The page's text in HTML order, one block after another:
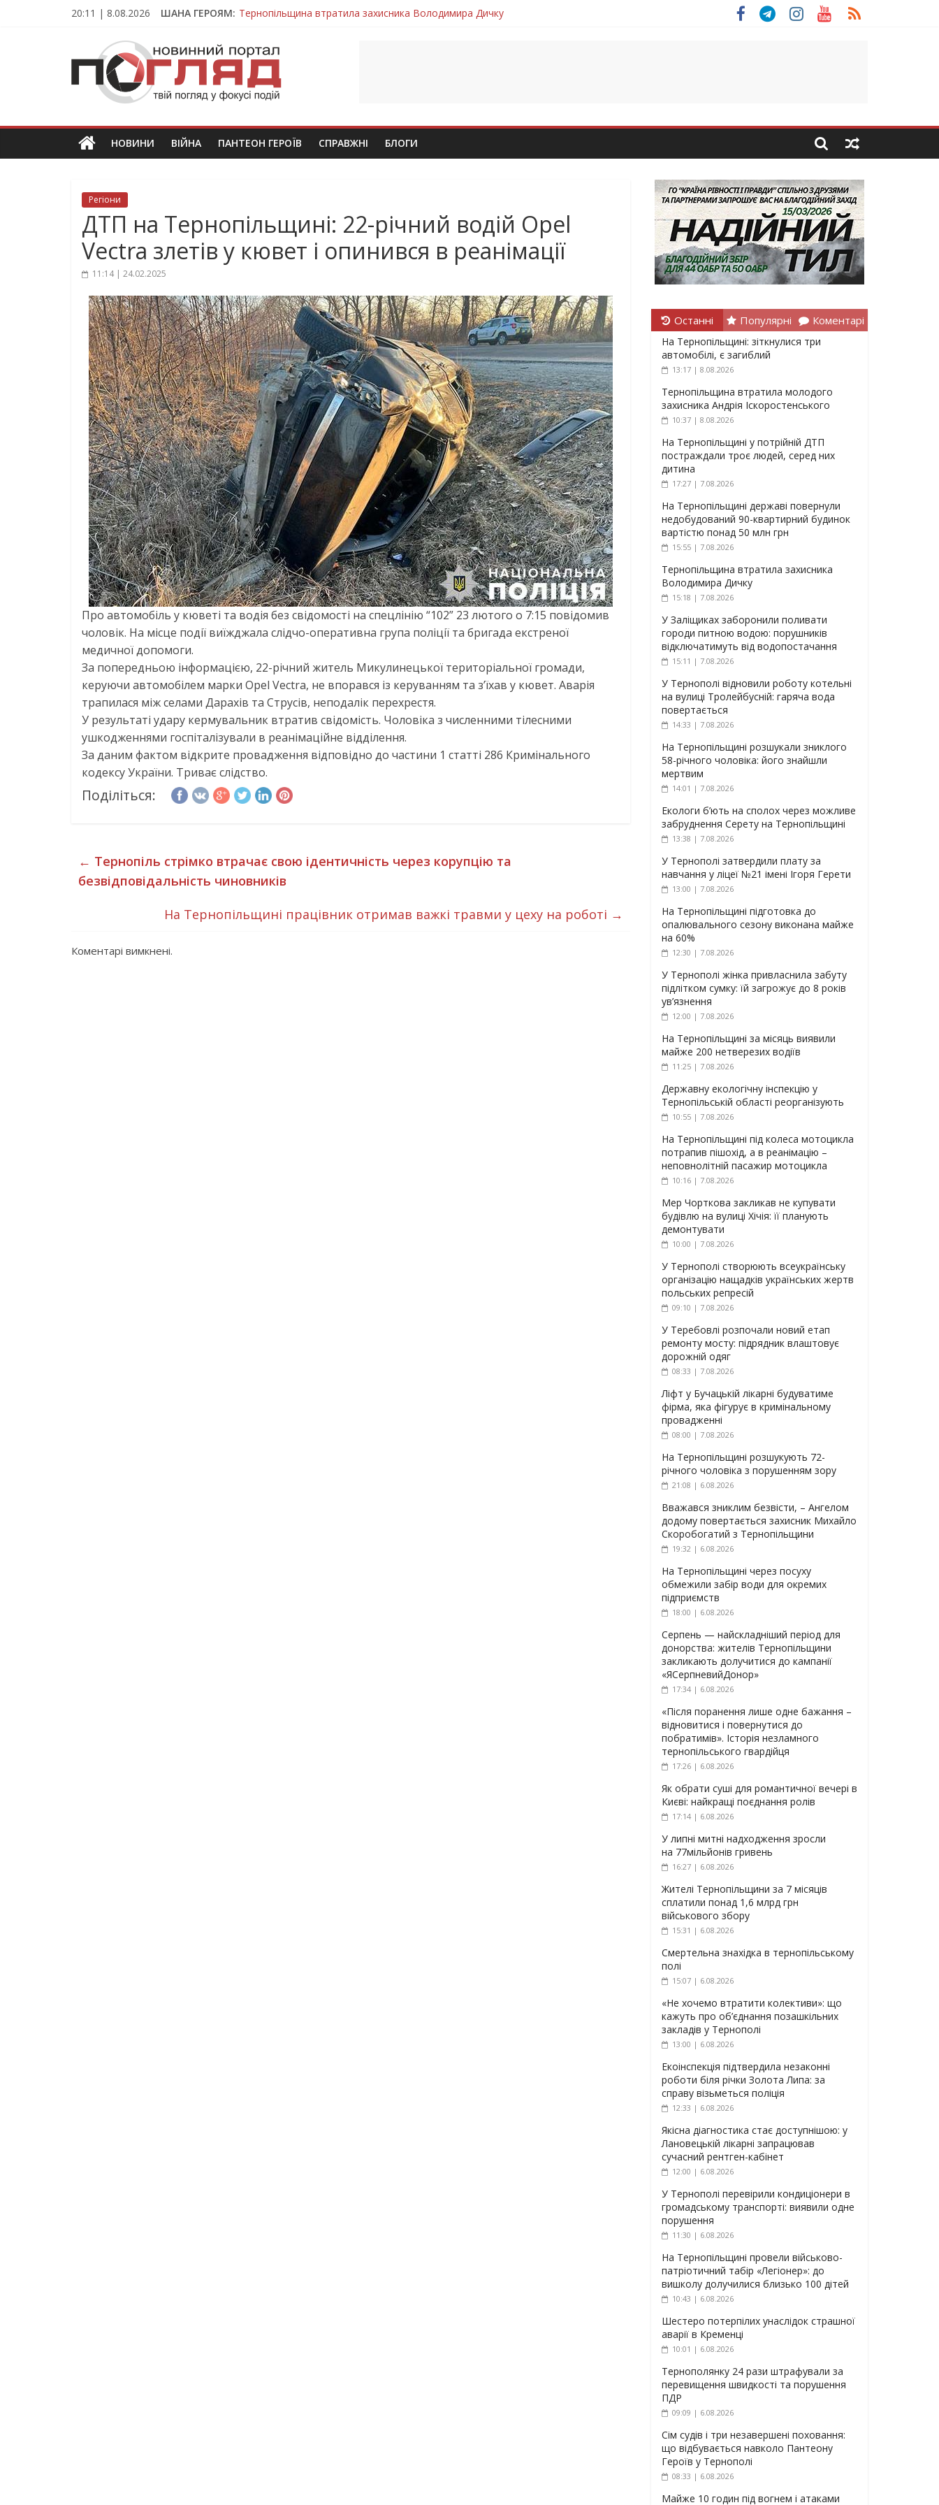
20:11 | 8.08.2026 ШАНА ГЕРОЯМ: Тернопільщина втратила захисника Володимира Дичку
На війні загинув молодий захисник Дмитро Березко з Тернопільщини
Тернопільщина втратила захисника Володимира Вельму
Тернопільщина втратила молодого захисника Андрія Іскоростенського
ПОГЛЯД
Новини
Тернополя.
новини
та
НОВИНИ ВІЙНА ПАНТЕОН ГЕРОЇВ СПРАВЖНІ БЛОГИ
Регіони
ДТП на Тернопільщині: 22-річний водій Opel
Vectra злетів у кювет і опинився в реанімації
11:14 | 24.02.2025
Про автомобіль у кюветі та водія без свідомості на спецлінію “102” 23 лютого о 7:15 повідомив
чоловік. На місце події виїжджала слідчо-оперативна група поліції та бригада екстреної
медичної допомоги.
За попередньою інформацією, 22-річний житель Микулинецької територіальної громади,
керуючи автомобілем марки Opel Vectra, не впорався із керуванням та з’їхав у кювет. Аварія
трапилася між селами Дарахів та Струсів, неподалік перехрестя.
У результаті удару кермувальник втратив свідомість. Чоловіка з численними тілесними
ушкодженнями госпіталізували в реанімаційне відділення.
За даним фактом відкрите провадження відповідно до частини 1 статті 286 Кримінального
кодексу України. Триває слідство.
Поділіться:
← Тернопіль стрімко втрачає свою ідентичність через корупцію та
безвідповідальність чиновників
На Тернопільщині працівник отримав важкі травми у цеху на роботі →
Коментарі вимкнені.
Останні Популярні Коментарі
На Тернопільщині: зіткнулися три
автомобілі, є загиблий
13:17 | 8.08.2026
Тернопільщина втратила молодого
захисника Андрія Іскоростенського
10:37 | 8.08.2026
На Тернопільщині у потрійній ДТП
постраждали троє людей, серед них
дитина
17:27 | 7.08.2026
На Тернопільщині державі повернули
недобудований 90-квартирний будинок
вартістю понад 50 млн грн
15:55 | 7.08.2026
Тернопільщина втратила захисника
Володимира Дичку
15:18 | 7.08.2026
У Заліщиках заборонили поливати
городи питною водою: порушників
відключатимуть від водопостачання
15:11 | 7.08.2026
У Тернополі відновили роботу котельні
на вулиці Тролейбусній: гаряча вода
повертається
14:33 | 7.08.2026
На Тернопільщині розшукали зниклого
58-річного чоловіка: його знайшли
мертвим
14:01 | 7.08.2026
Екологи б’ють на сполох через можливе
забруднення Серету на Тернопільщині
13:38 | 7.08.2026
У Тернополі затвердили плату за
навчання у ліцеї №21 імені Ігоря Герети
13:00 | 7.08.2026
На Тернопільщині підготовка до
опалювального сезону виконана майже
на 60%
12:30 | 7.08.2026
У Тернополі жінка привласнила забуту
підлітком сумку: їй загрожує до 8 років
ув’язнення
12:00 | 7.08.2026
На Тернопільщині за місяць виявили
майже 200 нетверезих водіїв
11:25 | 7.08.2026
Державну екологічну інспекцію у
Тернопільській області реорганізують
10:55 | 7.08.2026
На Тернопільщині під колеса мотоцикла
потрапив пішохід, а в реанімацію –
неповнолітній пасажир мотоцикла
10:16 | 7.08.2026
Мер Чорткова закликав не купувати
будівлю на вулиці Хічія: її планують
демонтувати
10:00 | 7.08.2026
У Тернополі створюють всеукраїнську
організацію нащадків українських жертв
польських репресій
09:10 | 7.08.2026
У Теребовлі розпочали новий етап
ремонту мосту: підрядник влаштовує
дорожній одяг
08:33 | 7.08.2026
Ліфт у Бучацькій лікарні будуватиме
фірма, яка фігурує в кримінальному
провадженні
08:00 | 7.08.2026
На Тернопільщині розшукують 72-
річного чоловіка з порушенням зору
21:08 | 6.08.2026
Вважався зниклим безвісти, – Ангелом
додому повертається захисник Михайло
Скоробогатий з Тернопільщини
19:32 | 6.08.2026
На Тернопільщині через посуху
обмежили забір води для окремих
підприємств
18:00 | 6.08.2026
Серпень — найскладніший період для
донорства: жителів Тернопільщини
закликають долучитися до кампанії
«ЯСерпневийДонор»
17:34 | 6.08.2026
«Після поранення лише одне бажання –
відновитися і повернутися до
побратимів». Історія незламного
тернопільського гвардійця
17:26 | 6.08.2026
Як обрати суші для романтичної вечері в
Києві: найкращі поєднання ролів
17:14 | 6.08.2026
У липні митні надходження зросли
на 77мільйонів гривень
16:27 | 6.08.2026
Жителі Тернопільщини за 7 місяців
сплатили понад 1,6 млрд грн
військового збору
15:31 | 6.08.2026
Смертельна знахідка в тернопільському
полі
15:07 | 6.08.2026
«Не хочемо втратити колективи»: що
кажуть про об’єднання позашкільних
закладів у Тернополі
13:00 | 6.08.2026
Екоінспекція підтвердила незаконні
роботи біля річки Золота Липа: за
справу візьметься поліція
12:33 | 6.08.2026
Якісна діагностика стає доступнішою: у
Лановецькій лікарні запрацював
сучасний рентген-кабінет
12:00 | 6.08.2026
У Тернополі перевірили кондиціонери в
громадському транспорті: виявили одне
порушення
11:30 | 6.08.2026
На Тернопільщині провели військово-
патріотичний табір «Легіонер»: до
вишколу долучилися близько 100 дітей
10:43 | 6.08.2026
Шестеро потерпілих унаслідок страшної
аварії в Кременці
10:01 | 6.08.2026
Тернополянку 24 рази штрафували за
перевищення швидкості та порушення
ПДР
09:09 | 6.08.2026
Сім судів і три незавершені поховання:
що відбувається навколо Пантеону
Героїв у Тернополі
08:33 | 6.08.2026
Майже 10 годин під вогнем і атаками